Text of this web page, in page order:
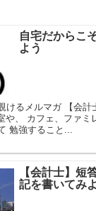
自宅だからこ
よう
けるメルマガ 【会計
、 カフェ、ファミ
勉強すること...
【会計士】短
記を書いてみ